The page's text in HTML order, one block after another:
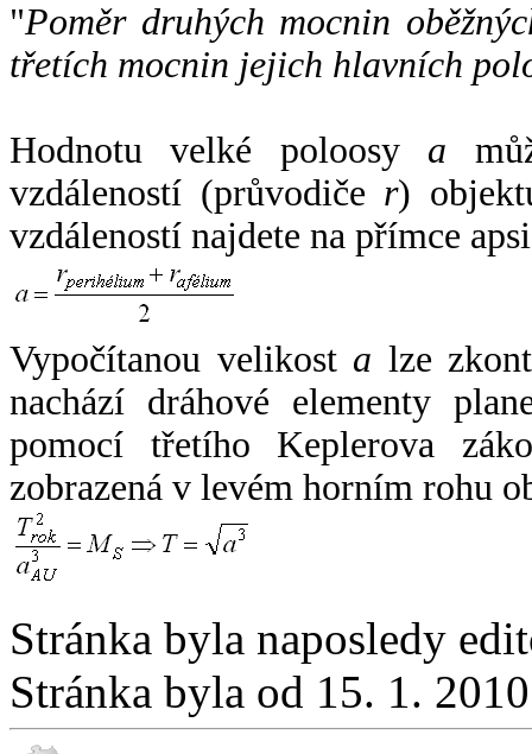
"Poměr druhých mocnin
třetích mocnin jejich hlavních
Hodnotu velké poloosy a
vzdáleností (průvodiče r)
vzdáleností najdete na přímce
Vypočítanou velikost a lze
nachází dráhové elementy
pomocí třetího Keplerova
zobrazená v levém horním rohu
Stránka byla naposledy
Stránka byla od 15. 1.